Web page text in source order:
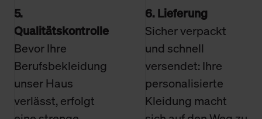
5.
Qualitätskontrolle
Bevor Ihre
Berufsbekleidung
unser Haus
verlässt, erfolgt
6. Lieferung
Sicher verpackt
und schnell
versendet: Ihre
personalisierte
Kleidung macht